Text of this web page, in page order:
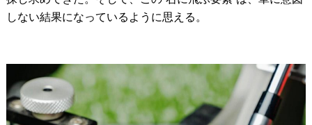
しない結果になっているように思える。